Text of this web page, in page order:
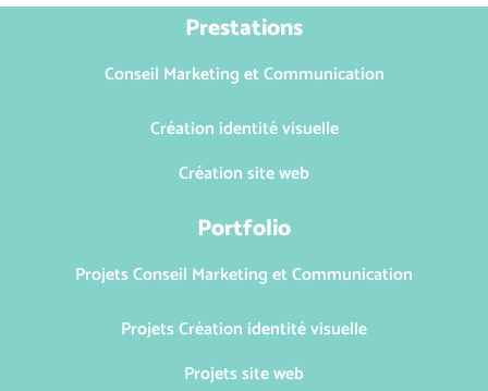
Prestations
Conseil Marketing et Communication
Création identité visuelle
Création site web
Portfolio
Projets Conseil Marketing et Communication
Projets Création identité visuelle
Projets site web